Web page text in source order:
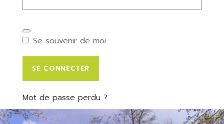
Se souvenir de moi
SE CONNECTER
Mot de passe perdu ?